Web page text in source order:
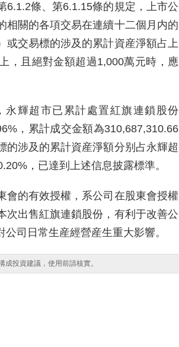
6.1.2條、第6.1.15條的規定，上市公
相關的各項交易在連續十二個月内的
或交易標的涉及的累計資産淨額占上
，且絕對金額超過1,000萬元時，應
永輝超市已累計處置紅旗連鎖股份
，累計成交金額為310,687,310.66
的涉及的累計資産淨額分别占永輝超
，已達到上述信息披露標準。
會的有效授權，系公司在股東會授權
次出售紅旗連鎖股份，有利于改善公
司日常生産經營産生重大影響。
投資建議，使用前請核實。